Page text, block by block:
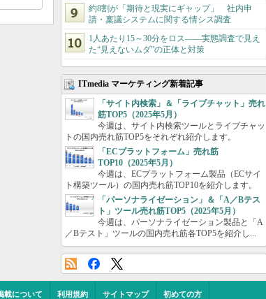
約8割が「期待と現実にギャップ」 社内申
請・稟議システムに関する情シス調査
1人あたり15～30分をロス――実態調査で見え
た“見えないムダ”の正体と対策
ITmedia マーケティング新着記事
「サイト内検索」＆「ライブチャット」売れ
筋TOP5（2025年5月）
今週は、サイト内検索ツールとライブチャッ
トの国内売れ筋TOP5をそれぞれ紹介します。
「ECプラットフォーム」売れ筋
TOP10（2025年5月）
今週は、ECプラットフォーム製品（ECサイ
ト構築ツール）の国内売れ筋TOP10を紹介します。
「パーソナライゼーション」＆「A／Bテス
ト」ツール売れ筋TOP5（2025年5月）
今週は、パーソナライゼーション製品と「A
／Bテスト」ツールの国内売れ筋各TOP5を紹介し...
載について 利用規約 サイトマップ 初めての方